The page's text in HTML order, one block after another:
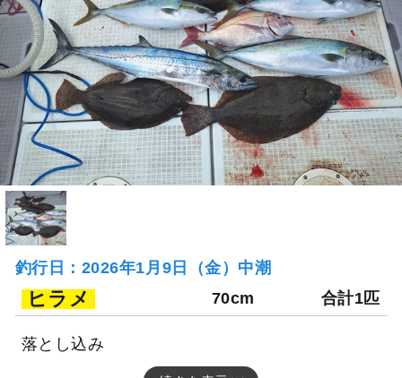
釣行日：2026年1月9日（金）中潮
ヒラメ 70cm 合計1匹
落とし込み